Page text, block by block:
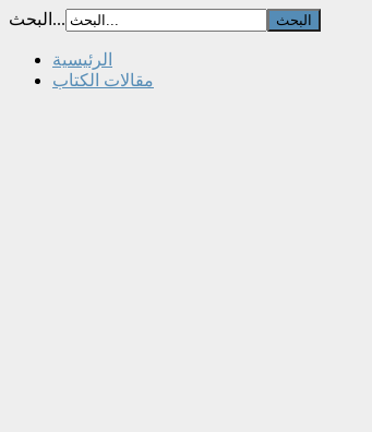
البحث...
الرئيسية
مقالات الكتاب